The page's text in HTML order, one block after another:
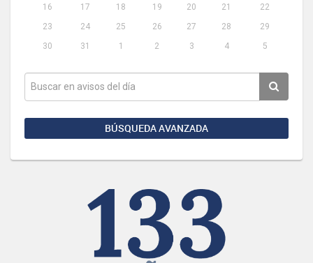
16
17 18 19 20 21
22
23
24 25 26 27 28
29
30
31 1 2 3 4 5
BÚSQUEDA AVANZADA